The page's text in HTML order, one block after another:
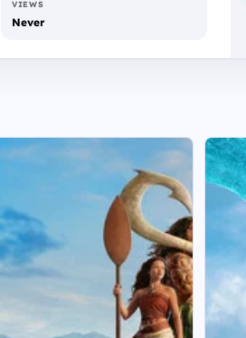
VIEWS
Never